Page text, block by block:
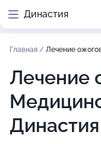
Династия
Главная / Лечение
Лечение
Династия